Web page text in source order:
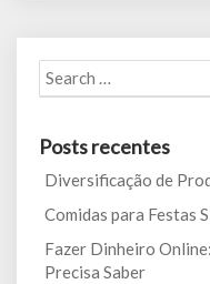
Search
for:
Posts recentes
Diversificação de
Comidas para Festas
Fazer Dinheiro
Precisa Saber